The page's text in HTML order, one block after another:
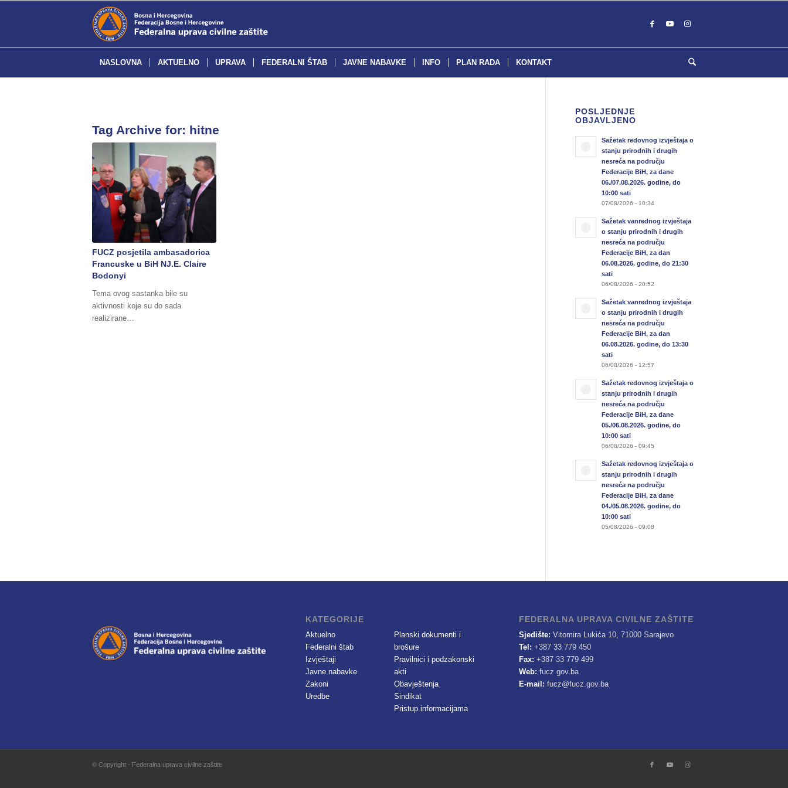
NASLOVNA AKTUELNO UPRAVA FEDERALNI ŠTAB JAVNE NABAVKE INFO PLAN RADA KONTAKT
Tag Archive for: hitne
FUCZ posjetila ambasadorica
Francuske u BiH NJ.E. Claire
Bodonyi
Tema ovog sastanka bile su
aktivnosti koje su do sada
realizirane…
POSLJEDNJE
OBJAVLJENO
Sažetak redovnog izvještaja o
stanju prirodnih i drugih
nesreća na području
Federacije BiH, za dane
06./07.08.2026. godine, do
10:00 sati
07/08/2026 - 10:34
Sažetak vanrednog izvještaja
o stanju prirodnih i drugih
nesreća na području
Federacije BiH, za dan
06.08.2026. godine, do 21:30
sati
06/08/2026 - 20:52
Sažetak vanrednog izvještaja
o stanju prirodnih i drugih
nesreća na području
Federacije BiH, za dan
06.08.2026. godine, do 13:30
sati
06/08/2026 - 12:57
Sažetak redovnog izvještaja o
stanju prirodnih i drugih
nesreća na području
Federacije BiH, za dane
05./06.08.2026. godine, do
10:00 sati
06/08/2026 - 09:45
Sažetak redovnog izvještaja o
stanju prirodnih i drugih
nesreća na području
Federacije BiH, za dane
04./05.08.2026. godine, do
10:00 sati
05/08/2026 - 09:08
KATEGORIJE
Aktuelno
Federalni štab
Izvještaji
Javne nabavke
Zakoni
Uredbe
Planski dokumenti i
brošure
Pravilnici i podzakonski
akti
Obavještenja
Sindikat
Pristup informacijama
FEDERALNA UPRAVA CIVILNE ZAŠTITE
Sjedište: Vitomira Lukića 10, 71000 Sarajevo
Tel: +387 33 779 450
Fax: +387 33 779 499
Web: fucz.gov.ba
E-mail: fucz@fucz.gov.ba
© Copyright - Federalna uprava civilne zaštite